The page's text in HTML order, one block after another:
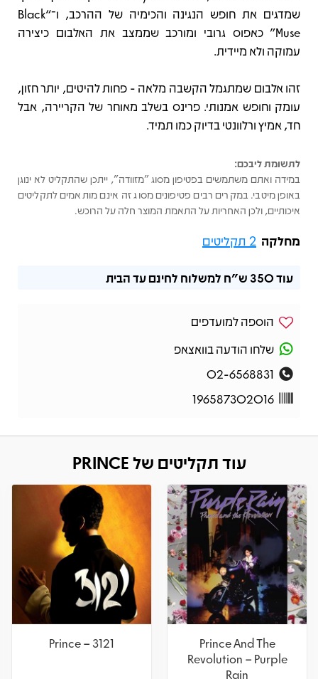
שמדגים את חופש הנגינה והכימיה של ההרכב, ו־“Black
Muse” כאפוס גרובי ומורכב שממצב את האלבום כיצירה
עמוקה ולא מיידית.
זהו אלבום שמתגמל הקשבה מלאה - פחות להיטים, יותר חזון,
עומק וחופש אמנותי. פרינס בשלב מאוחר של הקריירה, אבל
חד, אמיץ ורלוונטי בדיוק כמו תמיד.
לתשומת ליבכם:
במידה ואתם משתמשים בפטיפון מסוג "מזוודה", ייתכן שהתקליט לא ינוגן
באופן מיטבי. במקרים רבים פטיפונים מסוג זה אינם מותאמים לתקליטים
איכותיים, ולכן האחריות על התאמת המוצר חלה על הרוכש.
מחלקה 2 תקליטים
עוד350 ש"ח למשלוח לחינם עד הבית
הוספה למועדפים
שלחו הודעה בוואצאפ
02-6568831
196587302016
עוד תקליטים של PRINCE
Prince And The
Revolution – Purple
Rain
Prince – 3121